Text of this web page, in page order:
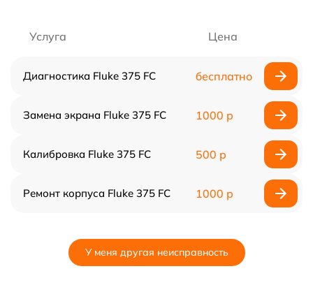
Услуга Цена
Диагностика Fluke 375 FC бесплатно
Замена экрана Fluke 375 FC 1000 р
Калибровка Fluke 375 FC 500 р
Ремонт корпуса Fluke 375 FC 1000 р
У меня другая неисправность